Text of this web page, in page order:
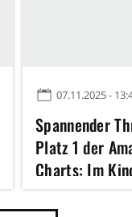
07.11.2025 -
Spannender
Platz 1 der
Charts: Im